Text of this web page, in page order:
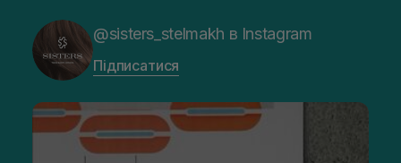
@sisters_stelmakh в Instagram
Підписатися